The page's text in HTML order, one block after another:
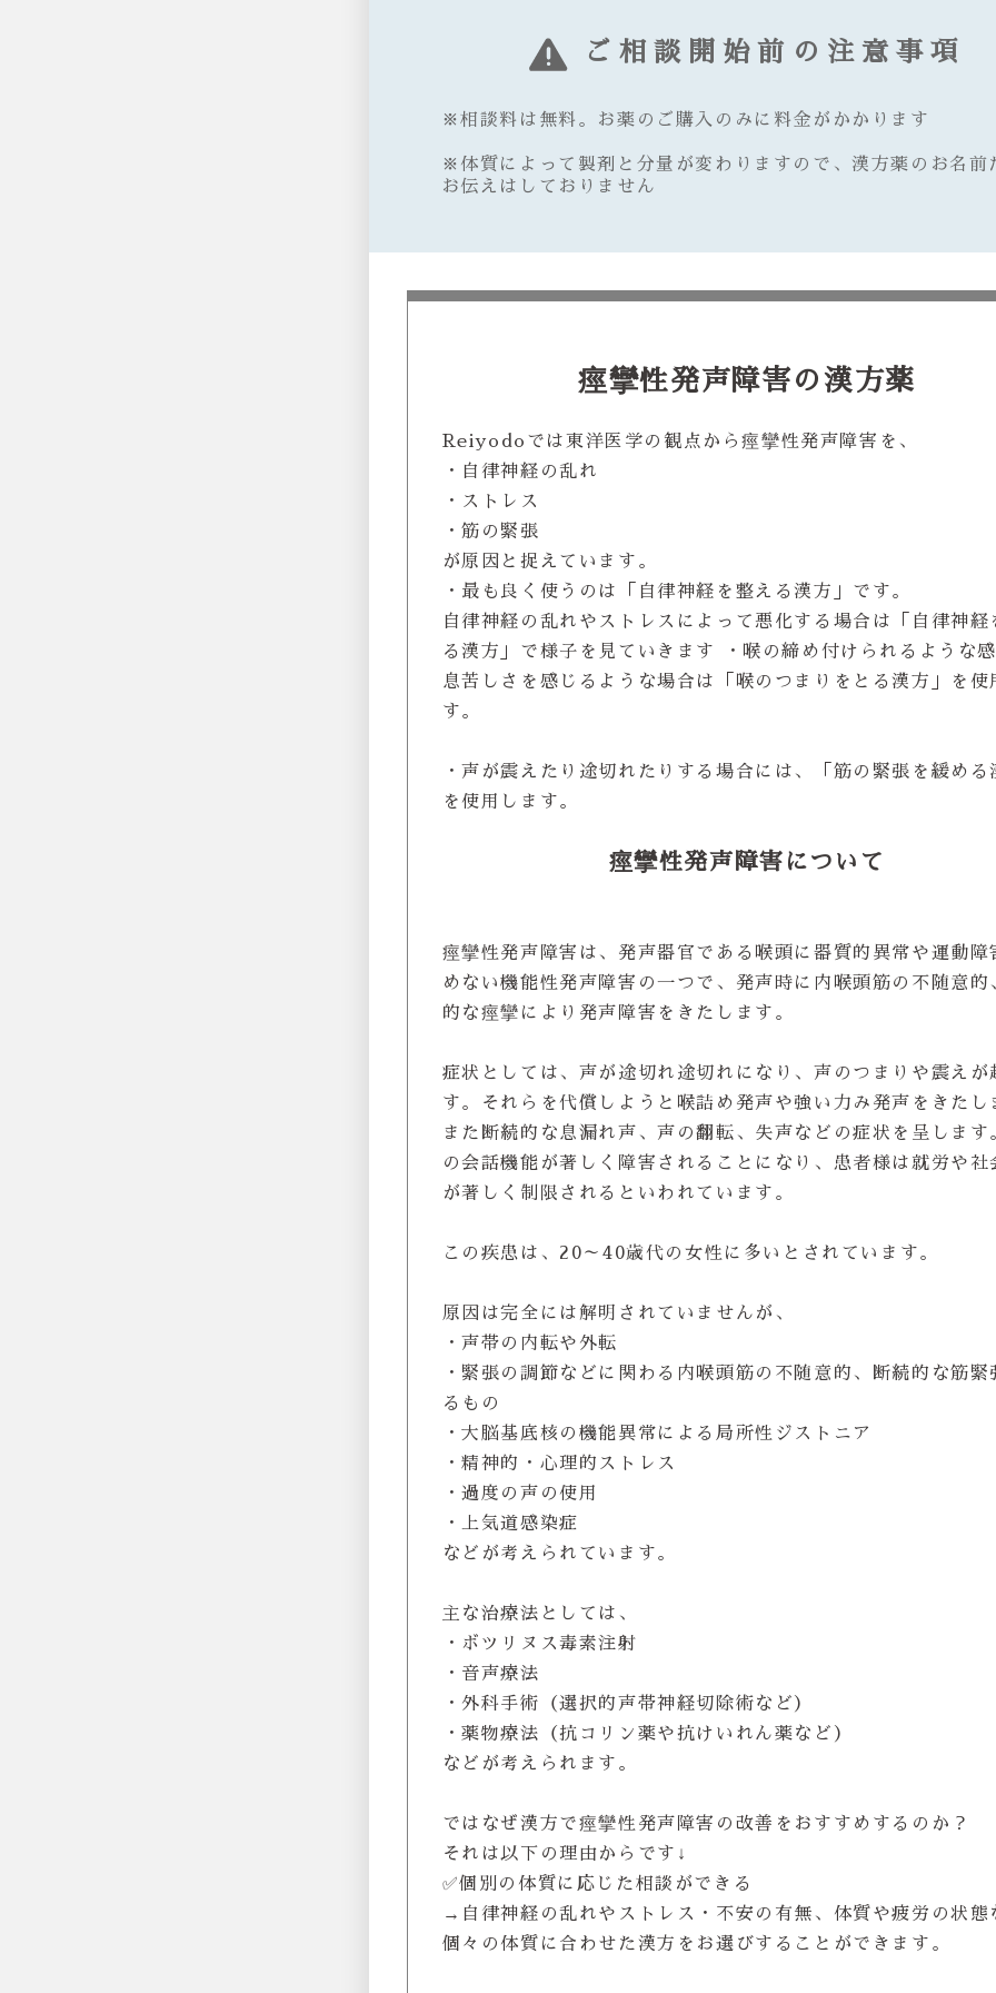
ご相談開始前の注意事項
※相談料は無料。お薬のご購入のみに料金がかかります
※体質によって製剤と分量が変わりますので、漢方薬のお名前
お伝えはしておりません
痙攣性発声障害の漢方薬
Reiyodoでは東洋医学の観点から痙攣性発声障害を、
・自律神経の乱れ
・ストレス
・筋の緊張
が原因と捉えています。
・最も良く使うのは「自律神経を整える漢方」です。
自律神経の乱れやストレスによって悪化する場合は「自律神経
る漢方」で様子を見ていきます ・喉の締め付けられるような
息苦しさを感じるような場合は「喉のつまりをとる漢方」を使
す。
・声が震えたり途切れたりする場合には、「筋の緊張を緩める
を使用します。
痙攣性発声障害について
痙攣性発声障害は、発声器官である喉頭に器質的異常や運動障
めない機能性発声障害の一つで、発声時に内喉頭筋の不随意的
的な痙攣により発声障害をきたします。
症状としては、声が途切れ途切れになり、声のつまりや震えが
す。それらを代償しようと喉詰め発声や強い力み発声をきたし
また断続的な息漏れ声、声の翻転、失声などの症状を呈します
の会話機能が著しく障害されることになり、患者様は就労や社
が著しく制限されるといわれています。
この疾患は、20～40歳代の女性に多いとされています。
原因は完全には解明されていませんが、
・声帯の内転や外転
・緊張の調節などに関わる内喉頭筋の不随意的、断続的な筋緊
るもの
・大脳基底核の機能異常による局所性ジストニア
・精神的・心理的ストレス
・過度の声の使用
・上気道感染症
などが考えられています。
主な治療法としては、
・ボツリヌス毒素注射
・音声療法
・外科手術（選択的声帯神経切除術など）
・薬物療法（抗コリン薬や抗けいれん薬など）
などが考えられます。
ではなぜ漢方で痙攣性発声障害の改善をおすすめするのか？
それは以下の理由からです↓
✅個別の体質に応じた相談ができる
→自律神経の乱れやストレス・不安の有無、体質や疲労の状態
個々の体質に合わせた漢方をお選びすることができます。